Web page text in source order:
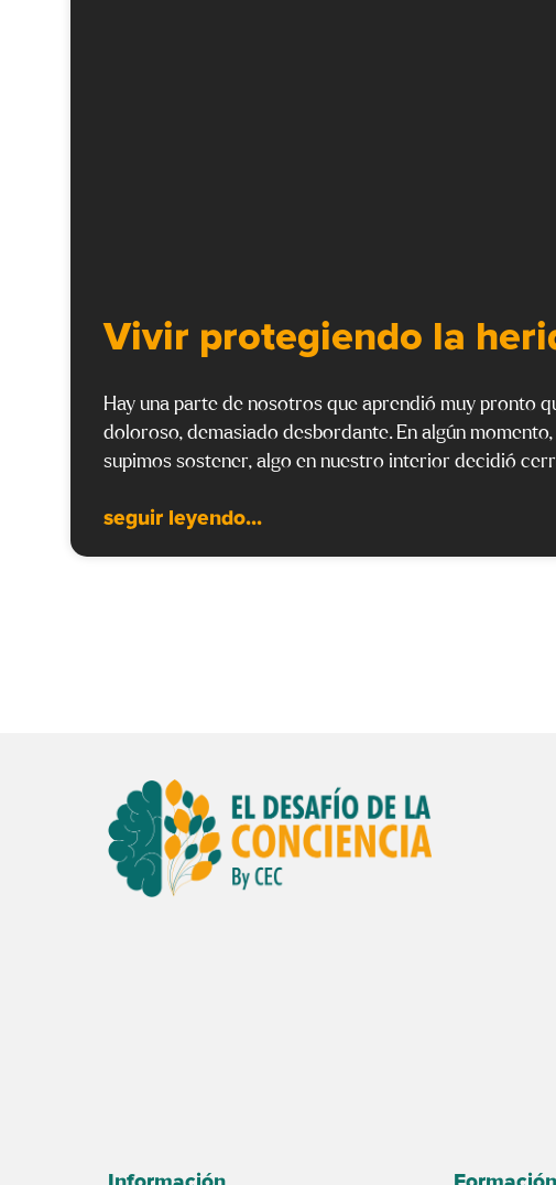
Vivir protegiendo la
Hay una parte de nosotros que aprendió muy pronto
doloroso, demasiado desbordante. En algún
supimos sostener, algo en nuestro interior decidió
seguir leyendo...